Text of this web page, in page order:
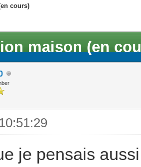
cours)
maison (en
je pensais